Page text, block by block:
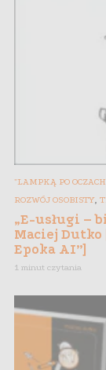
"LAMPKĄ PO
ROZWÓJ OSOBISTY,
„E-usługi –
Maciej
Epoka AI”]
1 minut czytania